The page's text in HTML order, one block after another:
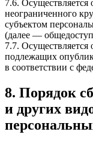
7.6. Осуществляется
неограниченного
субъектом
(далее —
7.7. Осуществляется
подлежащих
в соответствии с
8. Порядок
и других